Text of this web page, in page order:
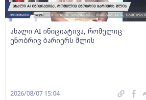
ახალი AI ინიციატივა, რომელიც
ენობრივ ბარიერს შლის
2026/08/07 15:04